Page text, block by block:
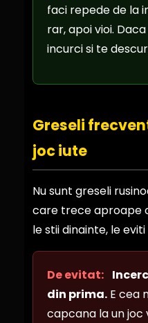
faci repede de la
rar, apoi vioi.
incurci si te
Greseli
joc iute
Nu sunt greseli
care trece aproape
le stii dinainte, le eviti
De evitat:
din prima. E cea
capcana la un joc